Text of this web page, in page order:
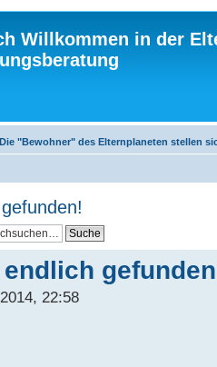
Willkommen in der
Die "Bewohner" des Elternplaneten stellen
22:58